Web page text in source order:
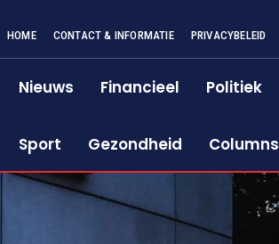
HOME CONTACT & INFORMATIE PRIVACYBELEID
Nieuws Financieel Politiek
Sport Gezondheid Columns